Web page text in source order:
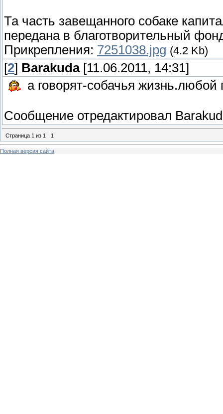
Та часть завещанного собаке
передана в благотворительный
Прикрепления: 7251038.jpg (4.2 Kb)
[2] Barakuda[11.06.2011, 14:31]
а говорят-собачья жизнь.любой
Сообщение отредактировал
Страница 1 из 1 1
Полная версия сайта